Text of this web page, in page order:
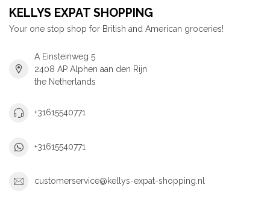
KELLYS EXPAT SHOPPING
Your one stop shop for British and American groceries!
A Einsteinweg 5
2408 AP Alphen aan den Rijn
the Netherlands
+31615540771
+31615540771
customerservice@kellys-expat-shopping.nl